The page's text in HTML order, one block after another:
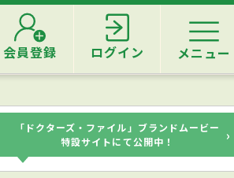
会員登録 ログイン メニュー
「ドクターズ・ファイル」ブランドムービー
特設サイトにて公開中！
›